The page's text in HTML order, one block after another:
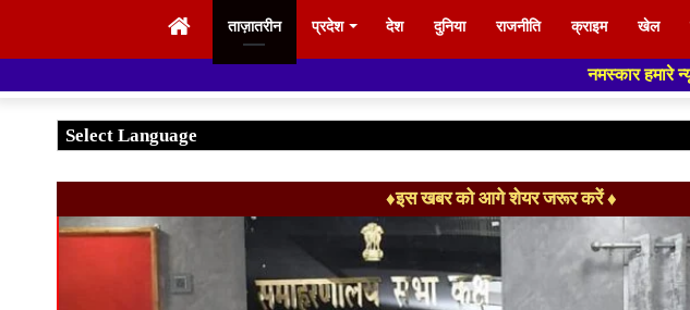
HOMEताज़ातरीन प्रदेश देश दुनिया राजनीति क्राइम खेल
नमस्कार हमारे न्यूज पोर्टल - मे आपका
♦इस खबर को आगे शेयर जरूर करें ♦